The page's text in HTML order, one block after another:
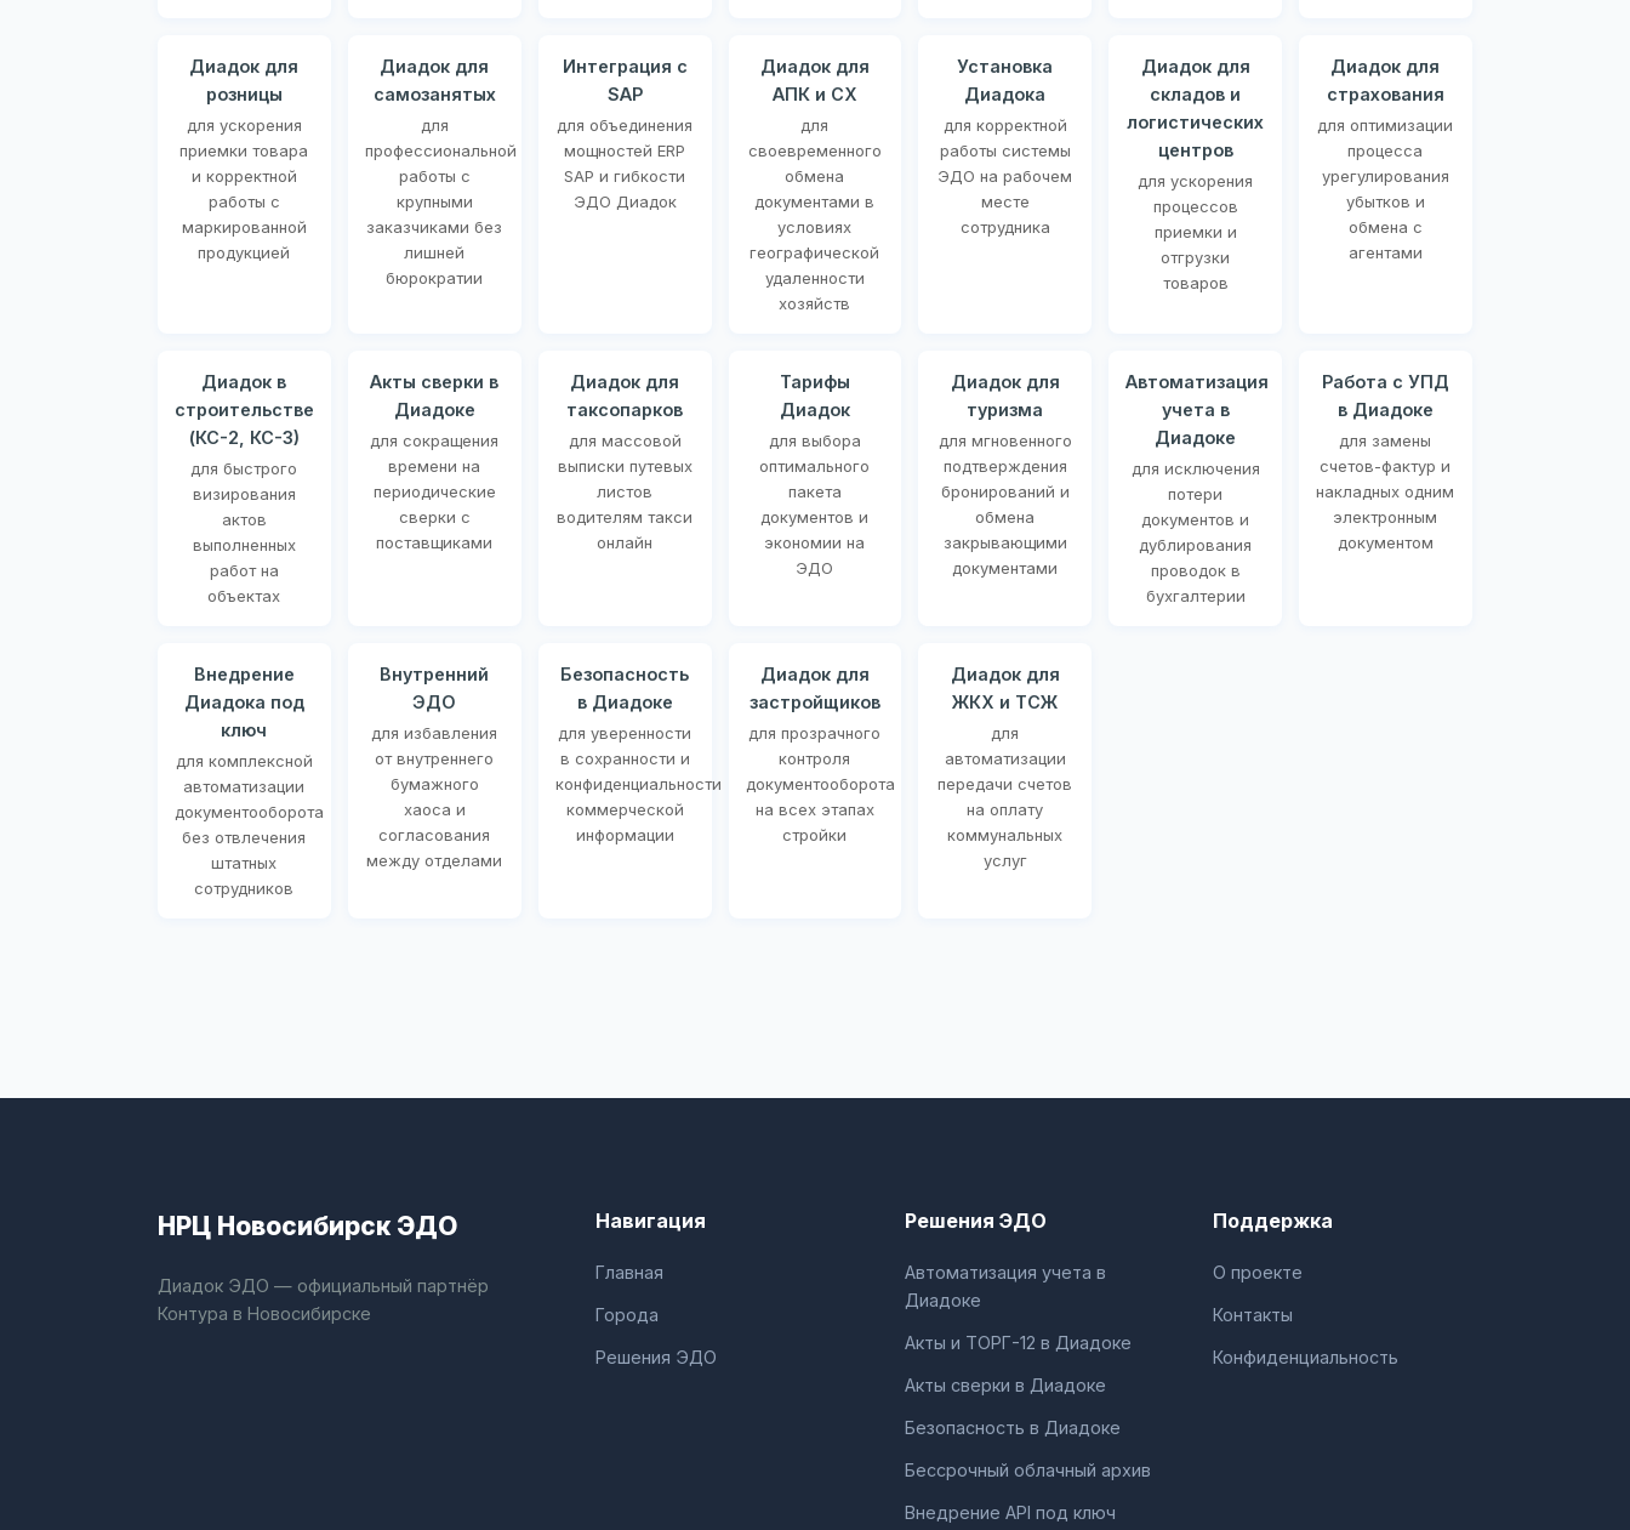
Диадок для
розницы
для ускорения
приемки товара
и корректной
работы с
маркированной
продукцией
Диадок для
самозанятых
для
профессиональной
работы с
крупными
заказчиками без
лишней
бюрократии
Интеграция с
SAP
для объединения
мощностей ERP
SAP и гибкости
ЭДО Диадок
Диадок для
АПК и СХ
для
своевременного
обмена
документами в
условиях
географической
удаленности
хозяйств
Установка
Диадока
для корректной
работы системы
ЭДО на рабочем
месте
сотрудника
Диадок для
складов и
логистических
центров
для ускорения
процессов
приемки и
отгрузки
товаров
Диадок для
страхования
для оптимизации
процесса
урегулирования
убытков и
обмена с
агентами
Диадок в
строительстве
(КС-2, КС-3)
для быстрого
визирования
актов
выполненных
работ на
объектах
Акты сверки в
Диадоке
для сокращения
времени на
периодические
сверки с
поставщиками
Диадок для
таксопарков
для массовой
выписки путевых
листов
водителям такси
онлайн
Тарифы
Диадок
для выбора
оптимального
пакета
документов и
экономии на
ЭДО
Диадок для
туризма
для мгновенного
подтверждения
бронирований и
обмена
закрывающими
документами
Автоматизация
учета в
Диадоке
для исключения
потери
документов и
дублирования
проводок в
бухгалтерии
Работа с УПД
в Диадоке
для замены
счетов-фактур и
накладных одним
электронным
документом
Внедрение
Диадока под
ключ
для комплексной
автоматизации
документооборота
без отвлечения
штатных
сотрудников
Внутренний
ЭДО
для избавления
от внутреннего
бумажного
хаоса и
согласования
между отделами
Безопасность
в Диадоке
для уверенности
в сохранности и
конфиденциальности
коммерческой
информации
Диадок для
застройщиков
для прозрачного
контроля
документооборота
на всех этапах
стройки
Диадок для
ЖКХ и ТСЖ
для
автоматизации
передачи счетов
на оплату
коммунальных
услуг
НРЦ Новосибирск ЭДО
Диадок ЭДО — официальный партнёр
Контура в Новосибирске
Навигация
Главная
Города
Решения ЭДО
Решения ЭДО
Автоматизация учета в
Диадоке
Акты и ТОРГ-12 в Диадоке
Акты сверки в Диадоке
Безопасность в Диадоке
Бессрочный облачный архив
Внедрение API под ключ
Поддержка
О проекте
Контакты
Конфиденциальность